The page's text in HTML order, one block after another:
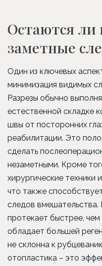
Остаются ли
заметные
Один из ключевых
минимизация видимых
Разрезы обычно
естественной складке
швы от посторонних
реабилитации. Это
сделать
незаметными. Кроме
хирургические техники
что также
следов вмешательства.
протекает быстрее,
обладает большей
не склонна к
отопластика – это